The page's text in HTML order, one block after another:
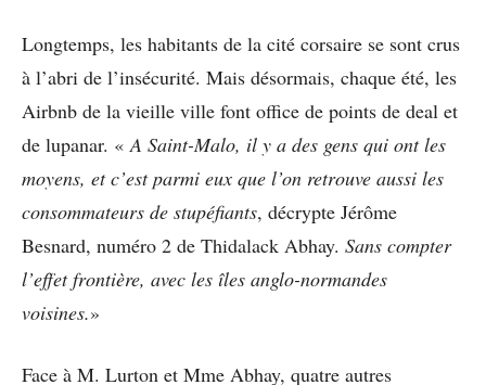
Longtemps, les habitants de la cité corsaire se sont crus
à l’abri de l’insécurité. Mais désormais, chaque été, les
Airbnb de la vieille ville font office de points de deal et
de lupanar. « A Saint-Malo, il y a des gens qui ont les
moyens, et c’est parmi eux que l’on retrouve aussi les
consommateurs de stupéfiants, décrypte Jérôme
Besnard, numéro 2 de Thidalack Abhay. Sans compter
l’effet frontière, avec les îles anglo-normandes
voisines.»
Face à M. Lurton et Mme Abhay, quatre autres